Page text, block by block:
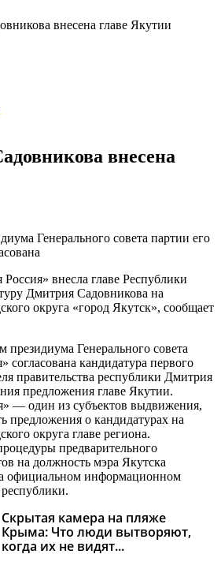
внесена главе Якутии
внесена
Генерального совета партии его
внесла главе Республики
Дмитрия Садовникова на
округа «город Якутск», сообщает
президиума Генерального совета
согласована кандидатура первого
правительства республики Дмитрия
предложения главе Якутии.
— один из субъектов выдвижения,
предложения о кандидатурах на
округа главе региона.
предварительного
на должность мэра Якутска
официальном информационном
Скрытая камера на пляже
Крыма: Что люди вытворяют,
когда их не видят...